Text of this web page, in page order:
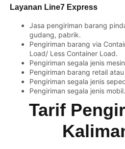
Layanan Line7 Express
Jasa pengiriman barang
gudang, pabrik.
Pengiriman barang via
Load/ Less Container Load.
Pengiriman segala jenis
Pengiriman barang retail
Pengiriman segala jenis
Pengiriman segala jenis mobil.
Tarif